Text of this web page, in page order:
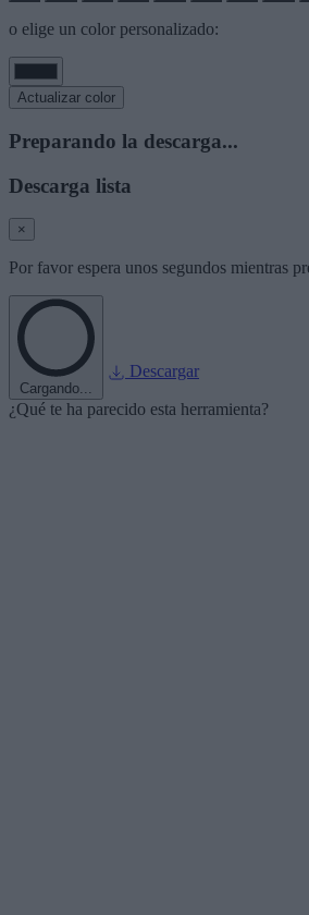
o elige un color personalizado:
Actualizar color
Preparando la descarga...
Descarga lista
×
Por favor espera unos segundos mientras
Cargando...
Descargar
¿Qué te ha parecido esta herramienta?